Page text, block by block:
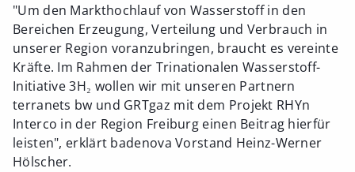
"Um den Markthochlauf von Wasserstoff in den
Bereichen Erzeugung, Verteilung und Verbrauch in
unserer Region voranzubringen, braucht es vereinte
Kräfte. Im Rahmen der Trinationalen Wasserstoff-
Initiative 3H₂ wollen wir mit unseren Partnern
terranets bw und GRTgaz mit dem Projekt RHYn
Interco in der Region Freiburg einen Beitrag hierfür
leisten", erklärt badenova Vorstand Heinz-Werner
Hölscher.